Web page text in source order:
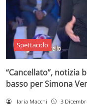
Spettacolo
“Cancellato”, notizia
basso per Simona
Ilaria Macchi 3